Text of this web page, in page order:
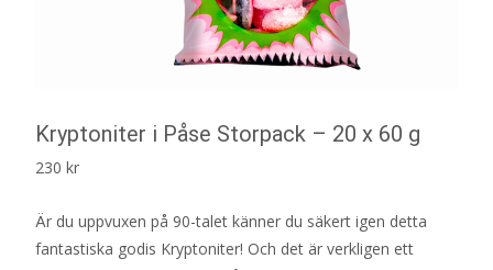
Kryptoniter i Påse Storpack – 20 x 60 g
230 kr
Är du uppvuxen på 90-talet känner du säkert igen detta
fantastiska godis Kryptoniter! Och det är verkligen ett